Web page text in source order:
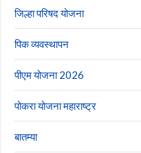
जिल्हा परिषद योजना
पिक व्यवस्थापन
पीएम योजना 2026
पोकरा योजना महाराष्ट्र
बातम्या